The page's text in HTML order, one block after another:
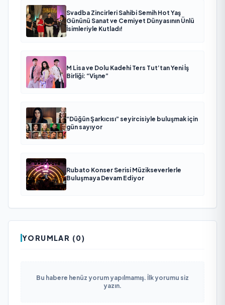
Svadba Zincirleri Sahibi Semih Hot Yaş
Gününü Sanat ve Cemiyet Dünyasının Ünlü
İsimleriyle Kutladı!
M Lisa ve Dolu Kadehi Ters Tut’tan Yeni İş
Birliği: “Vişne”
“Düğün Şarkıcısı” seyircisiyle buluşmak için
gün sayıyor
Rubato Konser Serisi Müzikseverlerle
Buluşmaya Devam Ediyor
YORUMLAR (0)
Bu habere henüz yorum yapılmamış. İlk yorumu siz
yazın.